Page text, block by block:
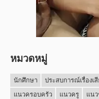
หมวดหมู่
นักศึกษา ประสบการณ์เรื่องเ
แนวครอบครัว
แนวครู แน